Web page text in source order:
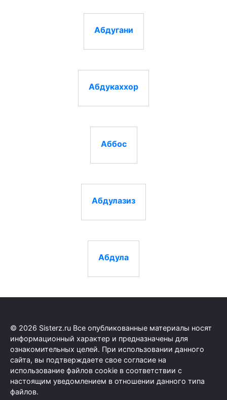
Абдугани
Абдукаххор
Аббос
Абдулазиз
Абдула
© 2026 Sisterz.ru Все опубликованные материалы носят
информационный характер и предназначены для
ознакомительных целей. При использовании данного
сайта, вы подтверждаете свое согласие на
использование файлов cookie в соответствии с
настоящим уведомлением в отношении данного типа
файлов.